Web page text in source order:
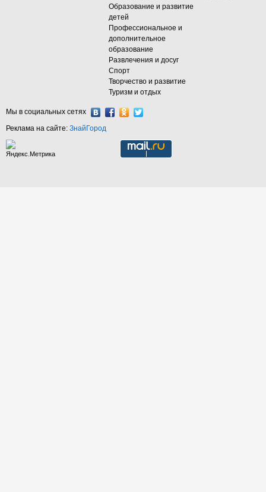
Образование и развитие
детей
Профессиональное и
дополнительное
образование
Развлечения и досуг
Спорт
Творчество и развитие
Туризм и отдых
Мы в социальных сетях
Реклама на сайте: ЗнайГород